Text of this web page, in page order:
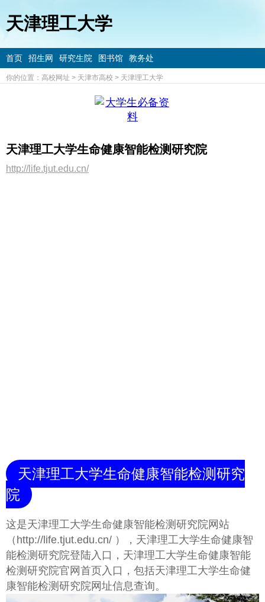
天津理工大学
首页 招生网 研究生院 图书馆 教务处
你的位置： 高校网址 > 天津市高校 > 天津理工大学
天津理工大学生命健康智能检测研究院
http://life.tjut.edu.cn/
天津理工大学生命健康智能检测研究
院
这是天津理工大学生命健康智能检测研究院网站
（http://life.tjut.edu.cn/ ），天津理工大学生命健康智
能检测研究院登陆入口，天津理工大学生命健康智能
检测研究院官网首页入口，包括天津理工大学生命健
康智能检测研究院网址信息查询。